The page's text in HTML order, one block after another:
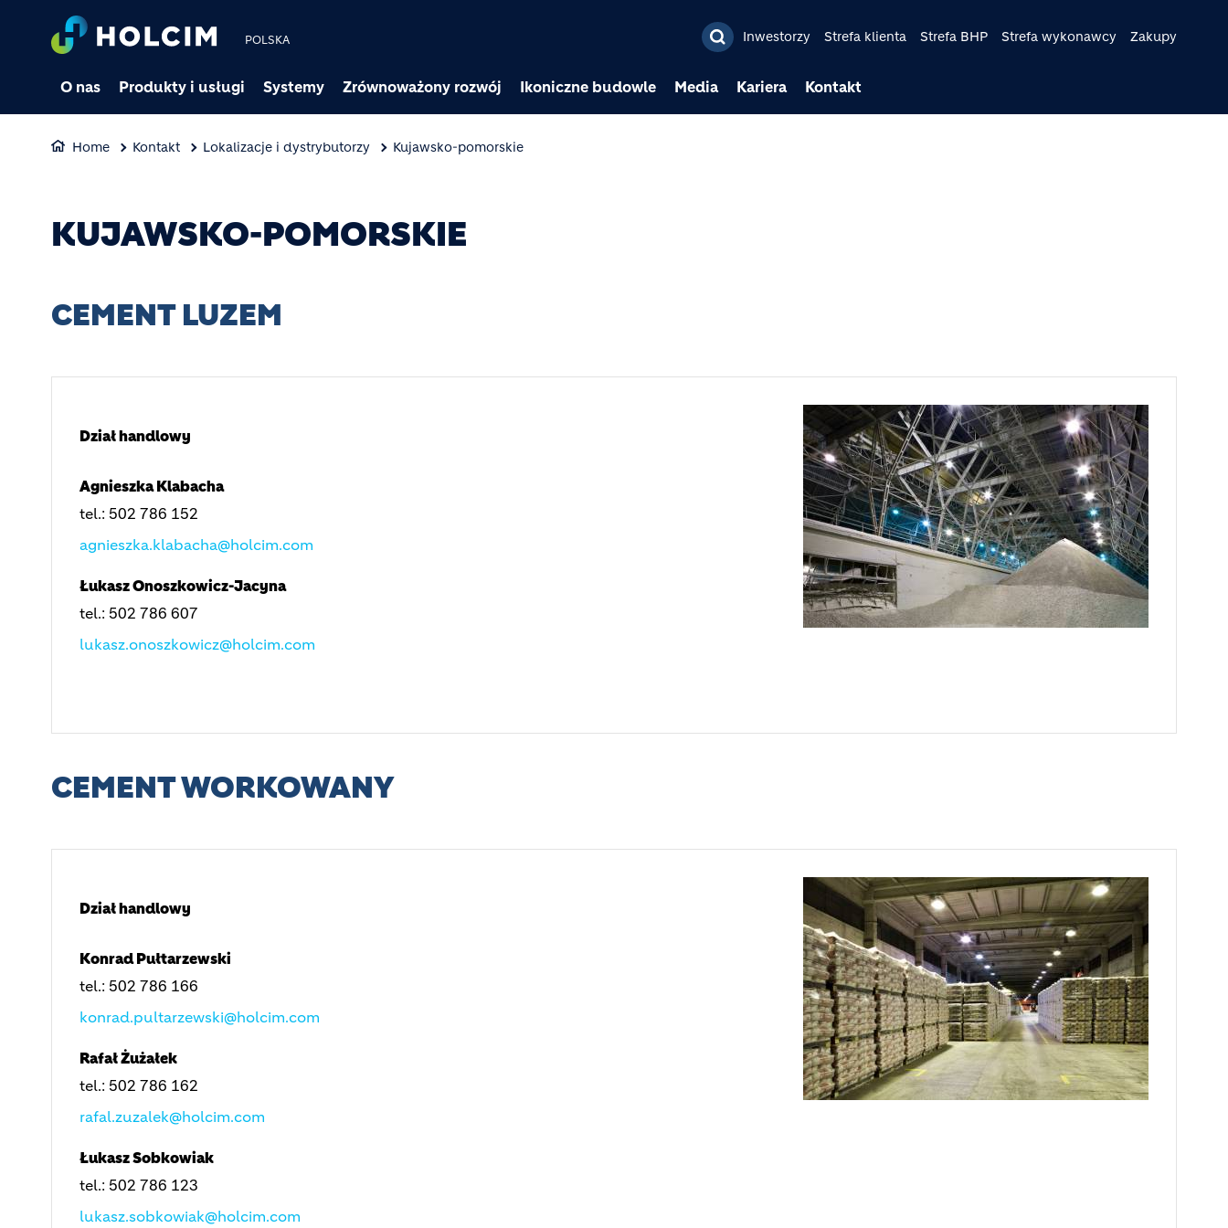
Przejdź do treści
POLSKA Inwestorzy Strefa klienta Strefa BHP Strefa wykonawcy Zakupy
O nas Produkty i usługi Systemy Zrównoważony rozwój Ikoniczne budowle Media Kariera Kontakt
Home Kontakt Lokalizacje i dystrybutorzy Kujawsko-pomorskie
KUJAWSKO-POMORSKIE
CEMENT LUZEM
Dział handlowy
Agnieszka Klabacha
tel.: 502 786 152
agnieszka.klabacha@holcim.com
Łukasz Onoszkowicz-Jacyna
tel.: 502 786 607
lukasz.onoszkowicz@holcim.com
CEMENT WORKOWANY
Dział handlowy
Konrad Pułtarzewski
tel.: 502 786 166
konrad.pultarzewski@holcim.com
Rafał Żużałek
tel.: 502 786 162
rafal.zuzalek@holcim.com
Łukasz Sobkowiak
tel.: 502 786 123
lukasz.sobkowiak@holcim.com